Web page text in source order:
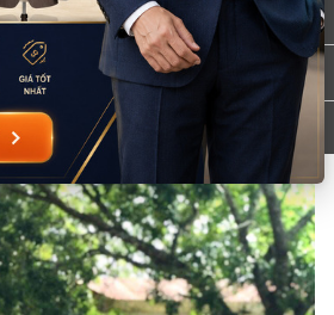
Không giặt bằng nước sôi